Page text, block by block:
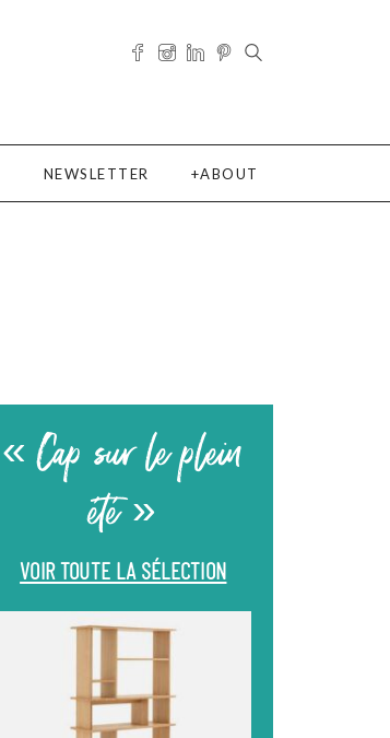
NEWSLETTER ABOUT
« Cap sur le plein
été »
VOIR TOUTE LA SÉLECTION